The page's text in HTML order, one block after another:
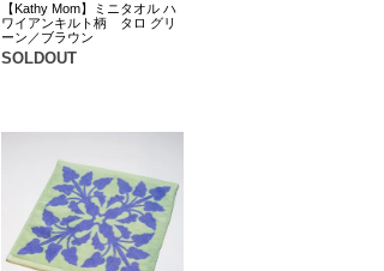
【Kathy Mom】ミニタオル ハ
ワイアンキルト柄 タロ グリ
ーン／ブラウン
SOLDOUT